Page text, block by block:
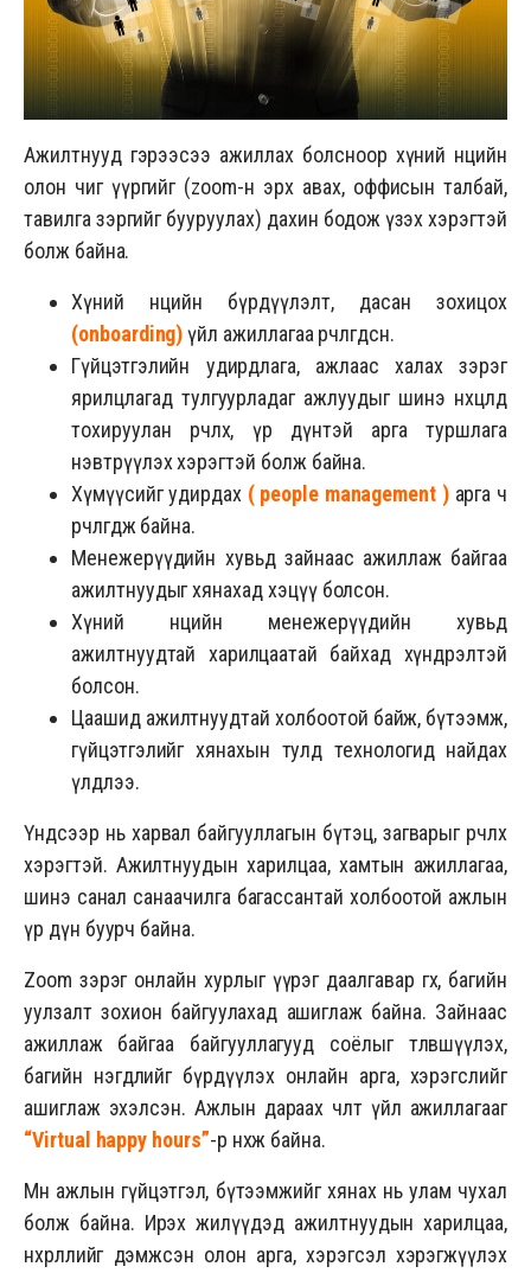
Ажилтнууд гэрээсээ ажиллах болсноор хүний нөөцийн
олон чиг үүргийг (zoom-н эрх авах, оффисын талбай,
тавилга зэргийг бууруулах) дахин бодож үзэх хэрэгтэй
болж байна.
Хүний нөөцийн бүрдүүлэлт, дасан зохицох
(onboarding)үйл ажиллагаа өөрчлөгдсөн.
Гүйцэтгэлийн удирдлага, ажлаас халах зэрэг
ярилцлагад тулгуурладаг ажлуудыг шинэ нөхцөлд
тохируулан өөрчлөх, үр дүнтэй арга туршлага
нэвтрүүлэх хэрэгтэй болж байна.
Хүмүүсийг удирдах ( people management ) арга ч
өөрчлөгдөж байна.
Менежерүүдийн хувьд зайнаас ажиллаж байгаа
ажилтнуудыг хянахад хэцүү болсон.
Хүний нөөцийн менежерүүдийн хувьд
ажилтнуудтай харилцаатай байхад хүндрэлтэй
болсон.
Цаашид ажилтнуудтай холбоотой байж, бүтээмж,
гүйцэтгэлийг хянахын тулд технологид найдах
үлдлээ.
Үндсээр нь харвал байгууллагын бүтэц, загварыг өөрчлөх
хэрэгтэй. Ажилтнуудын харилцаа, хамтын ажиллагаа,
шинэ санал санаачилга багассантай холбоотой ажлын
үр дүн буурч байна.
Zoom зэрэг онлайн хурлыг үүрэг даалгавар өгөх, багийн
уулзалт зохион байгуулахад ашиглаж байна. Зайнаас
ажиллаж байгаа байгууллагууд соёлыг төлөвшүүлэх,
багийн нэгдлийг бүрдүүлэх онлайн арга, хэрэгслийг
ашиглаж эхэлсэн. Ажлын дараах чөлөөт үйл ажиллагааг
“Virtual happy hours”-р нөхөж байна.
Мөн ажлын гүйцэтгэл, бүтээмжийг хянах нь улам чухал
болж байна. Ирэх жилүүдэд ажилтнуудын харилцаа,
нөхөрлөлийг дэмжсэн олон арга, хэрэгсэл хэрэгжүүлэх